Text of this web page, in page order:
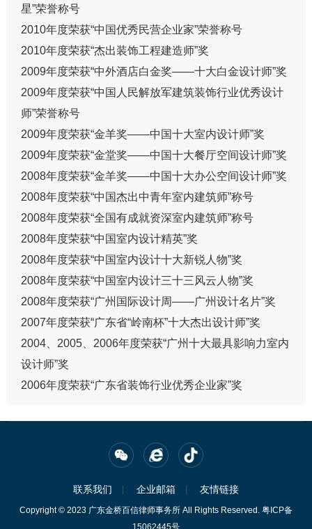
星”荣誉称号
2010年度荣获“中国优秀民营企业家”荣誉称号
2010年度荣获“杰出装饰工程建造师”奖
2009年度荣获“中外酒店白金奖——十大白金设计师”奖
2009年度荣获“中国人民解放军建筑装饰行业优秀设计
师”荣誉称号
2009年度荣获“金羊奖——中国十大室内设计师”奖
2009年度荣获“金堂奖——中国十大餐厅空间设计师”奖
2008年度荣获“金羊奖——中国十大办公空间设计师”奖
2008年度荣获“中国杰出中青年室内建筑师”称号
2008年度荣获“全国有成就资深室内建筑师”称号
2008年度荣获“中国室内设计精英”奖
2008年度荣获“中国室内设计十大新锐人物”奖
2008年度荣获“中国室内设计三十三风云人物”奖
2008年度荣获“广州国际设计周——广州设计名片”奖
2007年度荣获“广东省“岭南杯”十大杰出设计师”奖
2004、2005、2006年度荣获“广州十大最具影响力室内
设计师”奖
2006年度荣获“广东省装饰行业优秀企业家”奖
Copyright © 2023 广东金桥百信律师事务所 All Rights Reserved. 粤ICP备
15062445号
联系我们 企业邮箱 友情链接